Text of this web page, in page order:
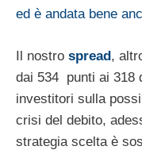
ed è andata bene
Il nostro spread,
dai 534 punti ai 318
investitori sulla
crisi del debito,
strategia scelta è